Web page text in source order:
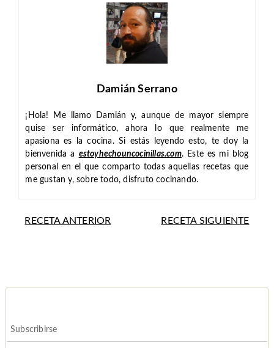
Damián Serrano
¡Hola! Me llamo Damián y, aunque de mayor siempre
quise ser informático, ahora lo que realmente me
apasiona es la cocina. Si estás leyendo esto, te doy la
bienvenida a estoyhechouncocinillas.com. Este es mi blog
personal en el que comparto todas aquellas recetas que
me gustan y, sobre todo, disfruto cocinando.
RECETA ANTERIOR RECETA SIGUIENTE
Subscribirse